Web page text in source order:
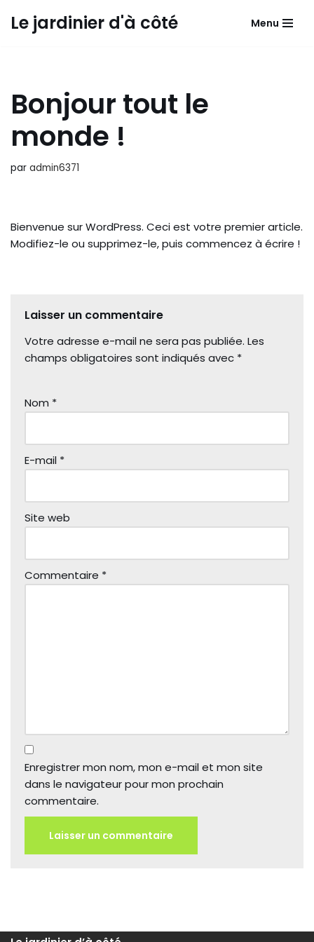
Le jardinier d'à côté Menu
Bonjour tout le
monde !
par admin6371
Bienvenue sur WordPress. Ceci est votre premier article.
Modifiez-le ou supprimez-le, puis commencez à écrire !
Laisser un commentaire
Votre adresse e-mail ne sera pas publiée. Les
champs obligatoires sont indiqués avec *
Nom *
E-mail *
Site web
Commentaire *
Enregistrer mon nom, mon e-mail et mon site
dans le navigateur pour mon prochain
commentaire.